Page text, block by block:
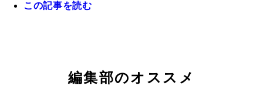
【デジタル限定】西尾希美写真集『七色モラトリア
西尾希美デジタル写真集『七色モラトリアム』
この記事を読む
編集部のオススメ